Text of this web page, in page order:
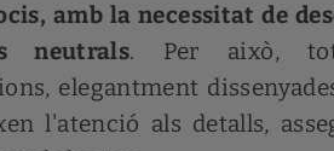
amb la necessitat de
neutrals. Per això,
elegantment
l'atenció als detalls,